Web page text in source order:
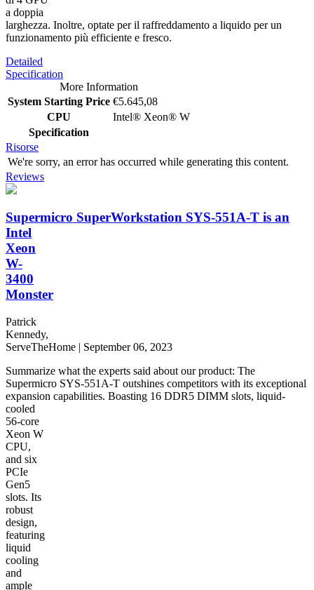
a doppia
larghezza. Inoltre, optate per il raffreddamento a liquido per un
funzionamento più efficiente e fresco.
Detailed
Specification
More Information
System Starting Price €5.645,08
CPU
Intel® Xeon® W
Specification
Risorse
We're sorry, an error has occurred while generating this content.
Reviews
Supermicro SuperWorkstation SYS-551A-T is an
Intel
Xeon
W-
3400
Monster
Patrick
Kennedy,
ServeTheHome | September 06, 2023
Summarize what the experts said about our product: The
Supermicro SYS-551A-T outshines competitors with its exceptional
expansion capabilities. Boasting 16 DDR5 DIMM slots, liquid-
cooled
56-core
Xeon W
CPU,
and six
PCIe
Gen5
slots. Its
robust
design,
featuring
liquid
cooling
and
ample